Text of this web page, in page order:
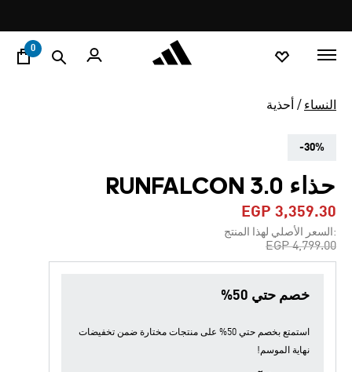
promotion
rotation
0
النساء أحذية
-30%
حذاء RUNFALCON 3.0
EGP 3,359.30
:السعر الأصلي لهذا المنتج
Price reduced from
EGP 4,799.00
to
خصم حتي 50%
استمتع بخصم حتي 50% على منتجات مختارة ضمن
تخفيضات
نهاية الموسم!